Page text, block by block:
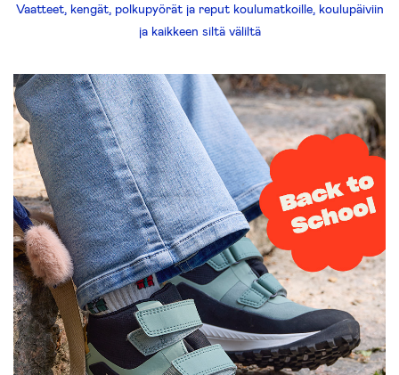
Vaatteet, kengät, polkupyörät ja reput koulumatkoille, koulupäiviin
ja kaikkeen siltä väliltä